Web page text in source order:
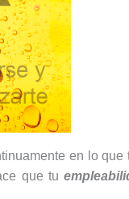
en lo que
que tu